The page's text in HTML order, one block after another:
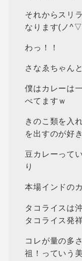
それからスリ
なります(ノ
わっ！！
さなゑちゃん
僕はカレーは
べてますｗ
きのこ類を入
を出すのが好
豆カレーって
り
本場インドの
タコライスは
タコライス発
コレが量の多
祖！っていう